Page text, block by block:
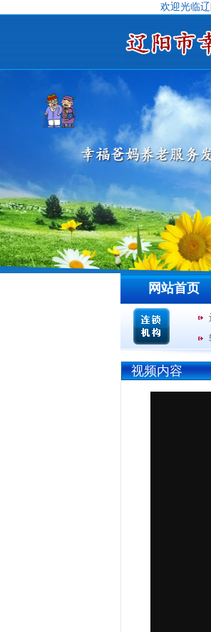
欢迎光临
网站首页
视频内容